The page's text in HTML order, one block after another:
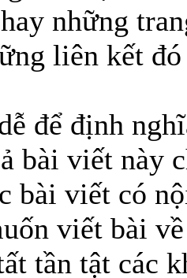
những
liên kết
để định
bài viết này
bài viết có
viết bài
tần tật các